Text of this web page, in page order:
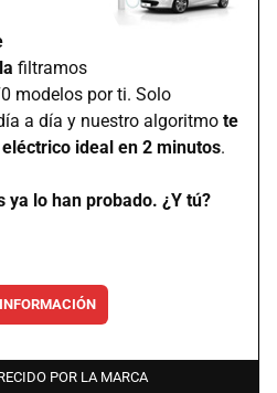
filtramos
modelos por ti. Solo
a día y nuestro algoritmo te
ideal en 2 minutos.
ya lo han probado. ¿Y tú?
POR LA MARCA